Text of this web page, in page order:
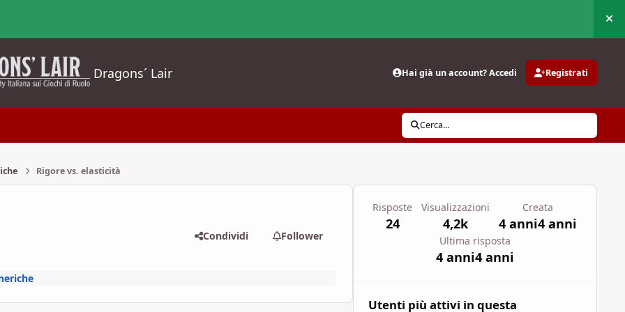
Dragons´ Lair Hai già un account? Accedi Registrati
Cerca...
Rigore vs. elasticità
Condividi Follower
Risposte
24
Visualizzazioni
4,2k
Creata
4 anni4 anni
Ultima risposta
4 anni4 anni
Utenti più attivi in questa